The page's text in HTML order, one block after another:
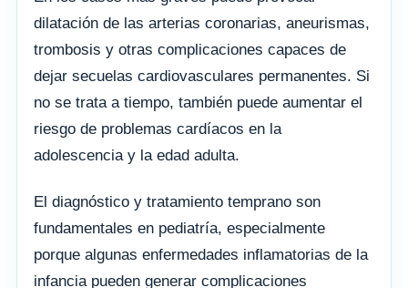
dilatación de las arterias coronarias, aneurismas,
trombosis y otras complicaciones capaces de
dejar secuelas cardiovasculares permanentes. Si
no se trata a tiempo, también puede aumentar el
riesgo de problemas cardíacos en la
adolescencia y la edad adulta.
El diagnóstico y tratamiento temprano son
fundamentales en pediatría, especialmente
porque algunas enfermedades inflamatorias de la
infancia pueden generar complicaciones